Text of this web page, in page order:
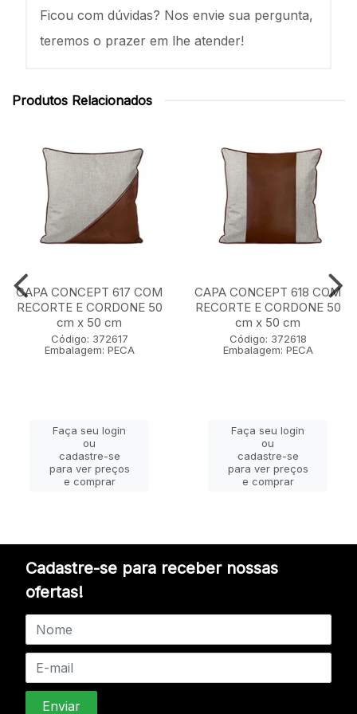
Ficou com dúvidas? Nos envie sua pergunta,
teremos o prazer em lhe atender!
Produtos Relacionados
CAPA CONCEPT 617 COM
RECORTE E CORDONE 50
cm x 50 cm
Código: 372617
Embalagem: PECA
Faça seu login
ou
cadastre-se
para ver preços
e comprar
CAPA CONCEPT 618 COM
RECORTE E CORDONE 50
cm x 50 cm
Código: 372618
Embalagem: PECA
Faça seu login
ou
cadastre-se
para ver preços
e comprar
Cadastre-se para receber nossas
ofertas!